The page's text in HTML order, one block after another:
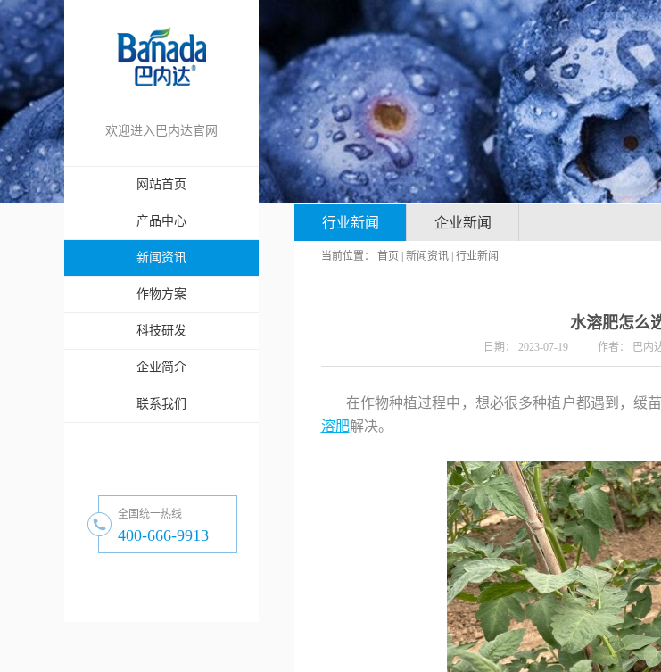
欢迎进入巴内达官网
网站首页
产品中心
新闻资讯
作物方案
科技研发
企业简介
联系我们
全国统一热线
400-666-9913
行业新闻 企业新闻
当前位置： 首页 新闻资讯 行业新闻
水溶肥怎么
日期： 2023-07-19 作者： 巴内
在作物种植过程中，想必很多种植户都遇到，缓
溶肥解决。